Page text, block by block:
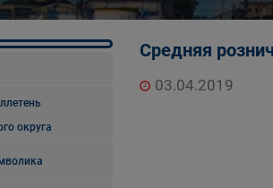
округа
Средняя
03.04.2019